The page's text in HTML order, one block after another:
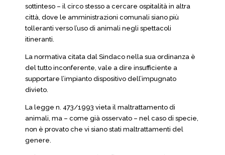
sottinteso – il circo stesso a cercare ospitalità in altra
città, dove le amministrazioni comunali siano più
tolleranti verso l’uso di animali negli spettacoli
itineranti.
La normativa citata dal Sindaco nella sua ordinanza è
del tutto inconferente, vale a dire insufficiente a
supportare l’impianto dispositivo dell’impugnato
divieto.
La legge n. 473/1993 vieta il maltrattamento di
animali, ma – come già osservato – nel caso di specie,
non è provato che vi siano stati maltrattamenti del
genere.